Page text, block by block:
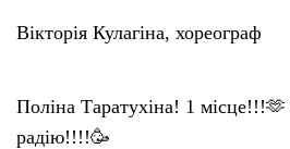
Вікторія Кулагіна, хореограф
Поліна Таратухіна! 1
радію!!!!🥳